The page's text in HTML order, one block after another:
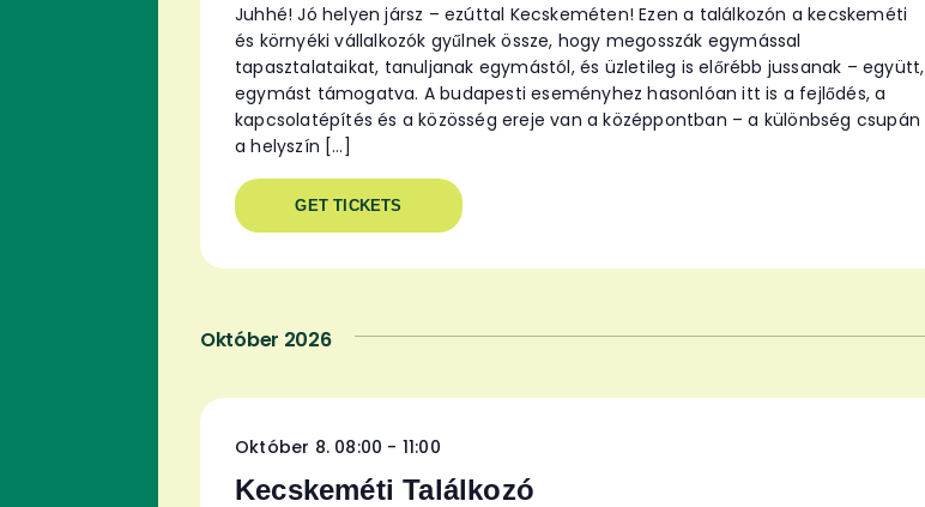
Juhhé! Jó helyen jársz – ezúttal Kecskeméten! Ezen a találkozón a kecskeméti
és környéki vállalkozók gyűlnek össze, hogy megosszák egymással
tapasztalataikat, tanuljanak egymástól, és üzletileg is előrébb jussanak – együtt,
egymást támogatva. A budapesti eseményhez hasonlóan itt is a fejlődés, a
kapcsolatépítés és a közösség ereje van a középpontban – a különbség csupán
a helyszín […]
GET TICKETS
Október 2026
Kecskeméti Találkozó
Október 8. 08:00 - 11:00